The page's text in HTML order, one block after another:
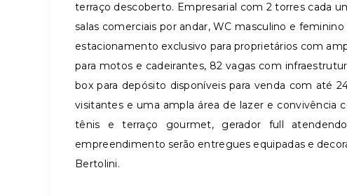
terraço descoberto. Empresarial com 2 torres cada
salas comerciais por andar, WC masculino e
estacionamento exclusivo para proprietários com
para motos e cadeirantes, 82 vagas com
box para depósito disponíveis para venda com até
visitantes e uma ampla área de lazer e convivência
tênis e terraço gourmet, gerador full
empreendimento serão entregues equipadas e
Bertolini.